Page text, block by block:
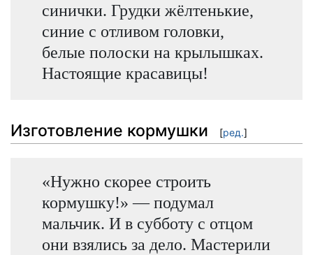
синички. Грудки жёлтенькие,
синие с отливом головки,
белые полоски на крылышках.
Настоящие красавицы!
Изготовление кормушки [ред.]
«Нужно скорее строить
кормушку!» — подумал
мальчик. И в субботу с отцом
они взялись за дело. Мастерили